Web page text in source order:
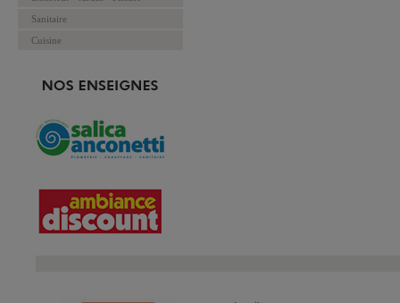
Sanitaire
Cuisine